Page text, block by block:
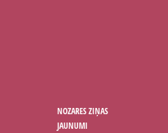
NOZARES ZIŅAS
JAUNUMI